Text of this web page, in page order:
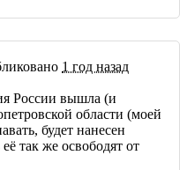
1 год назад
России вышла (и
области (моей
будет нанесен
так же освободят от